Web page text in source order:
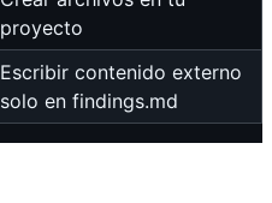
proyecto
Escribir contenido externo
solo en findings.md